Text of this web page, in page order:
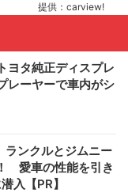
提供：carview!
ヨタ純正ディスプレ
レーヤーで車内がシ
ンクルとジムニー
愛車の性能を引き
入【PR】